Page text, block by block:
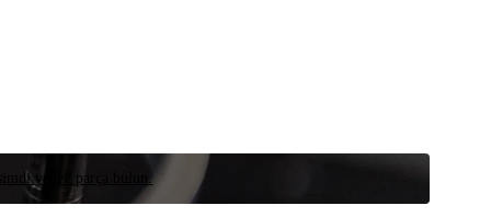
yedek parça bulun.